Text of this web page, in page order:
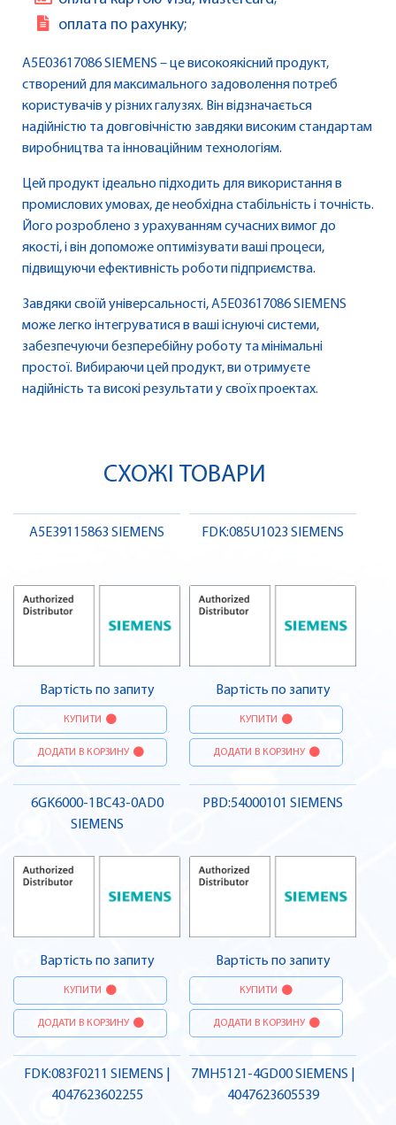
оплата по рахунку;
A5E03617086 SIEMENS – це високоякісний продукт,
створений для максимального задоволення потреб
користувачів у різних галузях. Він відзначається
надійністю та довговічністю завдяки високим стандартам
виробництва та інноваційним технологіям.
Цей продукт ідеально підходить для використання в
промислових умовах, де необхідна стабільність і точність.
Його розроблено з урахуванням сучасних вимог до
якості, і він допоможе оптимізувати ваші процеси,
підвищуючи ефективність роботи підприємства.
Завдяки своїй універсальності, A5E03617086 SIEMENS
може легко інтегруватися в ваші існуючі системи,
забезпечуючи безперебійну роботу та мінімальні
простої. Вибираючи цей продукт, ви отримуєте
надійність та високі результати у своїх проектах.
СХОЖІ ТОВАРИ
A5E39115863 SIEMENS
Вартість по запиту
КУПИТИ
ДОДАТИ В КОРЗИНУ
FDK:085U1023 SIEMENS
Вартість по запиту
КУПИТИ
ДОДАТИ В КОРЗИНУ
6GK6000-1BC43-0AD0
SIEMENS
Вартість по запиту
КУПИТИ
ДОДАТИ В КОРЗИНУ
PBD:54000101 SIEMENS
Вартість по запиту
КУПИТИ
ДОДАТИ В КОРЗИНУ
FDK:083F0211 SIEMENS |
4047623602255
7MH5121-4GD00 SIEMENS |
4047623605539